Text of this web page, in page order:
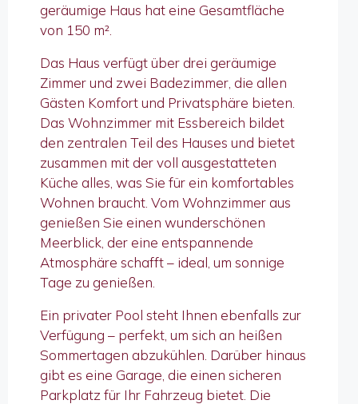
geräumige Haus hat eine Gesamtfläche
von 150 m².
Das Haus verfügt über drei geräumige
Zimmer und zwei Badezimmer, die allen
Gästen Komfort und Privatsphäre bieten.
Das Wohnzimmer mit Essbereich bildet
den zentralen Teil des Hauses und bietet
zusammen mit der voll ausgestatteten
Küche alles, was Sie für ein komfortables
Wohnen braucht. Vom Wohnzimmer aus
genießen Sie einen wunderschönen
Meerblick, der eine entspannende
Atmosphäre schafft – ideal, um sonnige
Tage zu genießen.
Ein privater Pool steht Ihnen ebenfalls zur
Verfügung – perfekt, um sich an heißen
Sommertagen abzukühlen. Darüber hinaus
gibt es eine Garage, die einen sicheren
Parkplatz für Ihr Fahrzeug bietet. Die